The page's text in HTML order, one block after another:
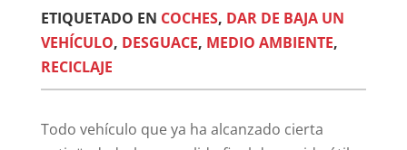
ETIQUETADO EN COCHES, DAR DE BAJA UN
VEHÍCULO, DESGUACE, MEDIO AMBIENTE,
RECICLAJE
Todo vehículo que ya ha alcanzado cierta